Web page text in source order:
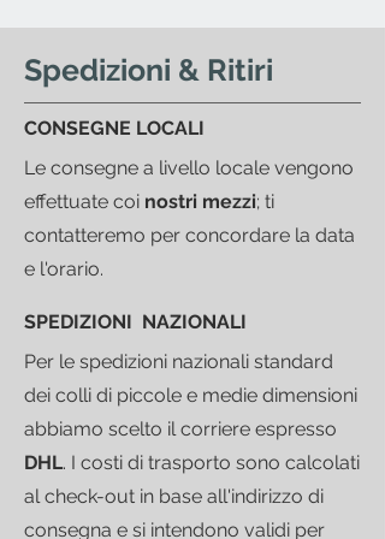
Spedizioni & Ritiri
CONSEGNE LOCALI
Le consegne a livello locale vengono
effettuate coi nostri mezzi; ti
contatteremo per concordare la data
e l'orario.
SPEDIZIONI NAZIONALI
Per le spedizioni nazionali standard
dei colli di piccole e medie dimensioni
abbiamo scelto il corriere espresso
DHL. I costi di trasporto sono calcolati
al check-out in base all'indirizzo di
consegna e si intendono validi per